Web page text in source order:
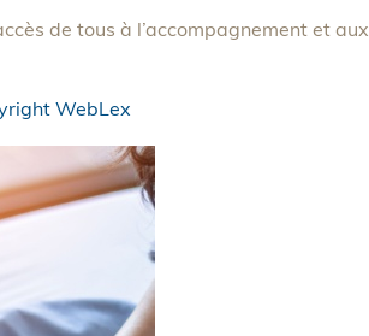
de tous à l’accompagnement et aux
WebLex